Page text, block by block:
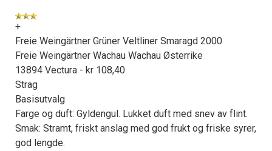
+
Freie Weingärtner Grüner Veltliner Smaragd 2000
Freie Weingärtner Wachau Wachau Østerrike
13894 Vectura - kr 108,40
Strag
Basisutvalg
Farge og duft: Gyldengul. Lukket duft med snev av flint.
Smak: Stramt, friskt anslag med god frukt og friske syrer,
god lengde.